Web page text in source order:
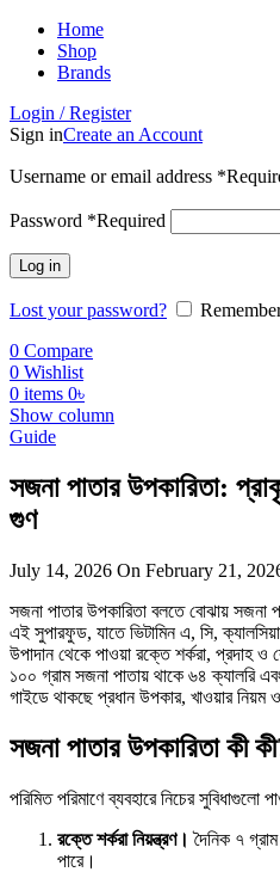
Home
Shop
Brands
Login / Register
Sign inCreate an Account
Username or email address *
Password *Required
Log in
Lost your password?
0 Compare
0 Wishlist
0 items 0৳
Show column
Guide
সজনা পাতার উপকারিতা:
গুণ
July 14, 2026 On February 21,
সজনা পাতার উপকারিতা বলতে বোঝায়
এই সুপারফুড, যাতে ভিটামিন এ, সি,
উপাদান থেকে পাওয়া রক্তে শর্করা, প্রদাহ ও
১০০ গ্রাম সজনা পাতায় থাকে ৬৪ ক্যালরি
গাইডে থাকছে প্রধান উপকার, খাওয়ার নিয়ম
সজনা পাতার উপকারিতা কী
পরিমিত পরিমাণে ব্যবহারে নিচের সুবিধাগুলো
রক্তে শর্করা নিয়ন্ত্রণ। দৈনিক ৭ গ্রাম
পারে।